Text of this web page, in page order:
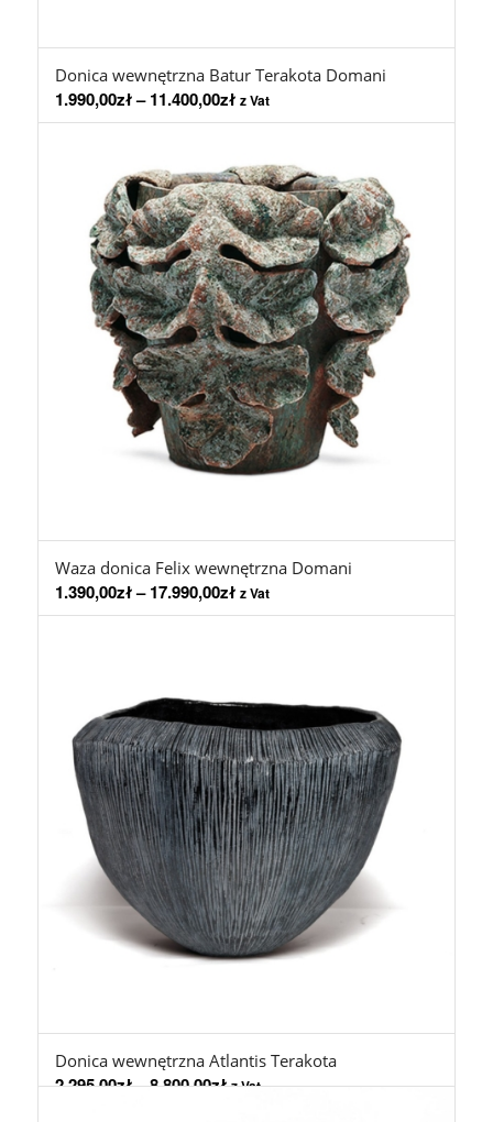
Donica wewnętrzna Batur Terakota Domani
1.990,00zł–11.400,00zł z Vat
Waza donica Felix wewnętrzna Domani
1.390,00zł–17.990,00zł z Vat
Donica wewnętrzna Atlantis Terakota
2.295,00zł–8.800,00zł z Vat